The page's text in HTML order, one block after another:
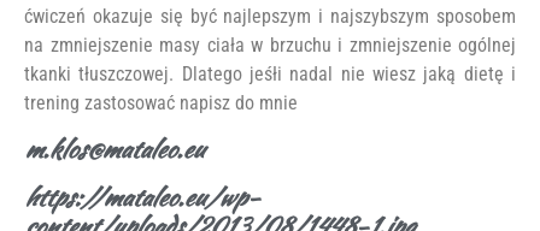
ćwiczeń okazuje się być najlepszym i najszybszym sposobem
na zmniejszenie masy ciała w brzuchu i zmniejszenie ogólnej
tkanki tłuszczowej. Dlatego jeśłi nadal nie wiesz jaką dietę i
trening zastosować napisz do mnie
m.klos@mataleo.eu
https://mataleo.eu/wp-